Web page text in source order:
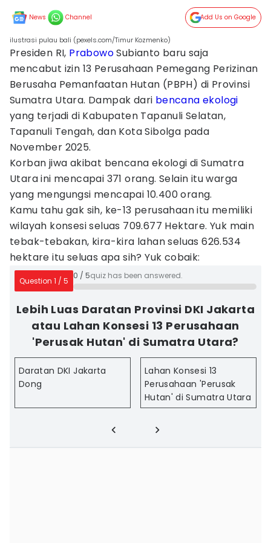
News Channel Add Us on Google
ilustrasi pulau bali (pexels.com/Timur Kozmenko)
Presiden RI, PrabowoSubianto baru saja
mencabut izin 13 Perusahaan Pemegang Perizinan
Berusaha Pemanfaatan Hutan (PBPH) di Provinsi
Sumatra Utara. Dampak dari bencana ekologi
yang terjadi di Kabupaten Tapanuli Selatan,
Tapanuli Tengah, dan Kota Sibolga pada
November 2025.
Korban jiwa akibat bencana ekologi di Sumatra
Utara ini mencapai 371 orang. Selain itu warga
yang mengungsi mencapai 10.400 orang.
Kamu tahu gak sih, ke-13 perusahaan itu memiliki
wilayah konsesi seluas 709.677 Hektare. Yuk main
tebak-tebakan, kira-kira lahan seluas 626.534
hektare itu seluas apa sih? Yuk cobaik:
Question 1 / 5
0 / 5quiz has been answered.
Lebih Luas Daratan Provinsi DKI Jakarta
atau Lahan Konsesi 13 Perusahaan
'Perusak Hutan' di Sumatra Utara?
Daratan DKI Jakarta
Dong
Lahan Konsesi 13
Perusahaan 'Perusak
Hutan' di Sumatra Utara